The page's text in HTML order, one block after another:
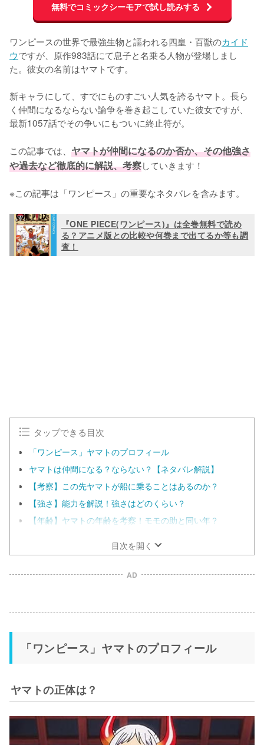
無料でコミックシーモアで試し読みする
ワンピースの世界で最強生物と謳われる四皇・百獣のカイド
ウですが、原作983話にて息子と名乗る人物が登場しまし
た。彼女の名前はヤマトです。
新キャラにして、すでにものすごい人気を誇るヤマト。長ら
く仲間になるならない論争を巻き起こしていた彼女ですが、
最新1057話でその争いにもついに終止符が。
この記事では、 ヤマトが仲間になるのか否か、その他強さ
や過去など徹底的に解説、考察していきます！
※この記事は「ワンピース」の重要なネタバレを含みます。
『ONE PIECE(ワンピース)』は全巻無料で読め
る？アニメ版との比較や何巻まで出てるか等も調
査！
タップできる目次
「ワンピース」ヤマトのプロフィール
ヤマトは仲間になる？ならない？【ネタバレ解説】
【考察】この先ヤマトが船に乗ることはあるのか？
【強さ】能力を解説！強さはどのくらい？
【年齢】ヤマトの年齢を考察！モモの助と同い年？
目次を開く
AD
「ワンピース」ヤマトのプロフィール
ヤマトの正体は？